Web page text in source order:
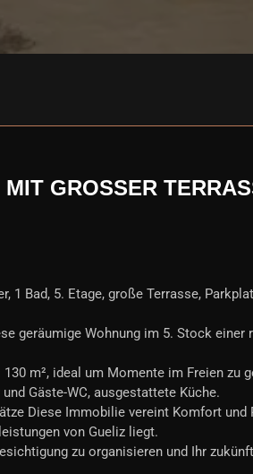
GROSSER
1 Bad, 5. Etage, große Terrasse,
geräumige Wohnung im 5. Stock einer
m², ideal um Momente im Freien zu
Gäste-WC, ausgestattete Küche.
Diese Immobilie vereint Komfort und
von Gueliz liegt.
zu organisieren und Ihr